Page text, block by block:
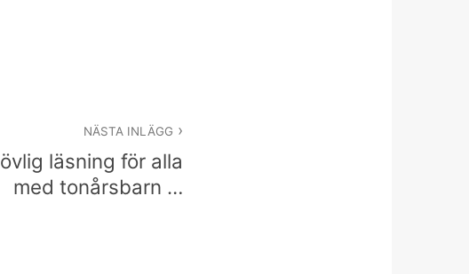
NÄSTA INLÄGG
läsning för alla
med tonårsbarn …